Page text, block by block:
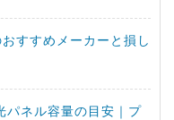
すすめメーカーと損し
パネル容量の目安｜プ